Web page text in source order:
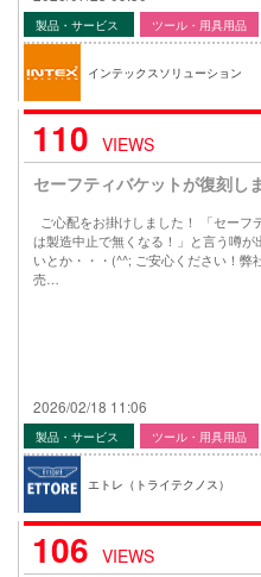
製品・サービス ツール・用具用品
インテックスソリューション
110 VIEWS
セーフティバケットが復刻し
ご心配をお掛けしました！ 「セーフ
は製造中止で無くなる！」と言う噂が
いとか・・・(^^; ご安心ください！弊
売…
2026/02/18 11:06
製品・サービス ツール・用具用品
エトレ（トライテクノス）
106 VIEWS